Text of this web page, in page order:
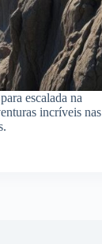
escalada na
incríveis nas